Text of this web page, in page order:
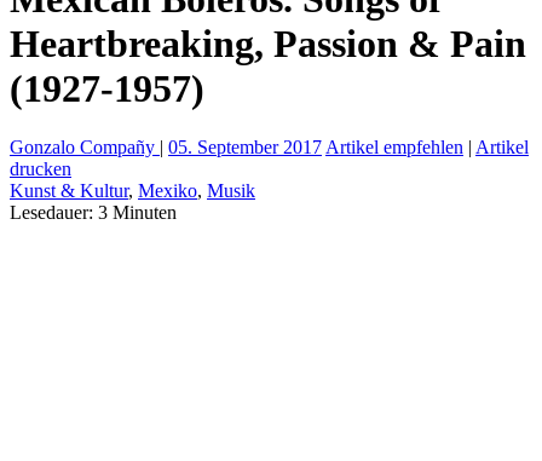
Heartbreaking, Passion & Pain
(1927-1957)
Gonzalo Compañy | 05. September 2017 Artikel empfehlen | Artikel
drucken
Kunst & Kultur, Mexiko, Musik
Lesedauer: 3 Minuten